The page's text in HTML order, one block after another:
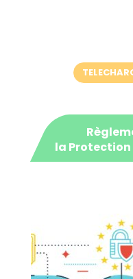
la Protection